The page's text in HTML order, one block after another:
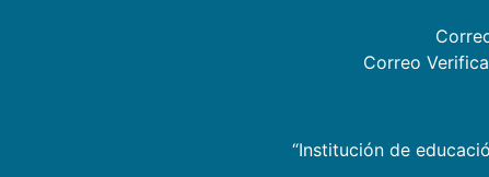
Correo
“Institución de